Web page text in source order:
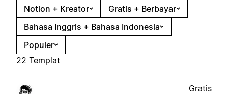
Notion + Kreator
Gratis + Berbayar
Bahasa Inggris + Bahasa Indonesia
Populer
22 Templat
Gratis